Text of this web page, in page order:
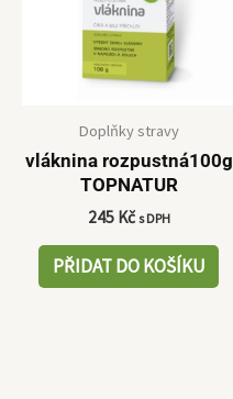
Doplňky stravy
vláknina rozpustná100g
TOPNATUR
245 Kč s DPH
PŘIDAT DO KOŠÍKU